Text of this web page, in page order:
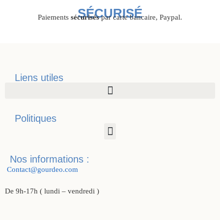
SÉCURISÉ
Paiements sécuriséspar carte bancaire, Paypal.
Liens utiles
Politiques
Nos informations :
Contact@gourdeo.com
De 9h-17h ( lundi – vendredi )